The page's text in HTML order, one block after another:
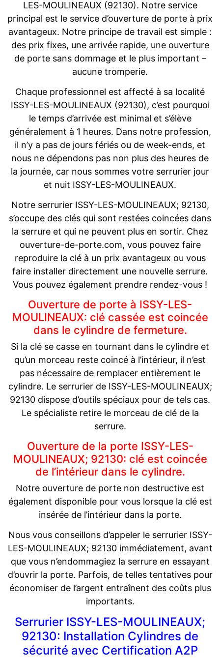
LES-MOULINEAUX (92130). Notre service
principal est le service d’ouverture de porte à prix
avantageux. Notre principe de travail est simple :
des prix fixes, une arrivée rapide, une ouverture
de porte sans dommage et le plus important –
aucune tromperie.
Chaque professionnel est affecté à sa localité
ISSY-LES-MOULINEAUX (92130), c’est pourquoi
le temps d’arrivée est minimal et s’élève
généralement à 1 heures. Dans notre profession,
il n’y a pas de jours fériés ou de week-ends, et
nous ne dépendons pas non plus des heures de
la journée, car nous sommes votre serrurier jour
et nuit ISSY-LES-MOULINEAUX.
Notre serrurier ISSY-LES-MOULINEAUX; 92130,
s’occupe des clés qui sont restées coincées dans
la serrure et qui ne peuvent plus en sortir. Chez
ouverture-de-porte.com, vous pouvez faire
reproduire la clé à un prix avantageux ou vous
faire installer directement une nouvelle serrure.
Vous pouvez également prendre rendez-vous !
Ouverture de porte à ISSY-LES-
MOULINEAUX: clé cassée est coincée
dans le cylindre de fermeture.
Si la clé se casse en tournant dans le cylindre et
qu’un morceau reste coincé à l’intérieur, il n’est
pas nécessaire de remplacer entièrement le
cylindre. Le serrurier de ISSY-LES-MOULINEAUX;
92130 dispose d’outils spéciaux pour de tels cas.
Le spécialiste retire le morceau de clé de la
serrure.
Ouverture de la porte ISSY-LES-
MOULINEAUX; 92130: clé est coincée
de l’intérieur dans le cylindre.
Notre ouverture de porte non destructive est
également disponible pour vous lorsque la clé est
insérée de l’intérieur dans la porte.
Nous vous conseillons d’appeler le serrurier ISSY-
LES-MOULINEAUX; 92130 immédiatement, avant
que vous n’endommagiez la serrure en essayant
d’ouvrir la porte. Parfois, de telles tentatives pour
économiser de l’argent entraînent des coûts plus
importants.
Serrurier ISSY-LES-MOULINEAUX;
92130: Installation Cylindres de
sécurité avec Certification A2P